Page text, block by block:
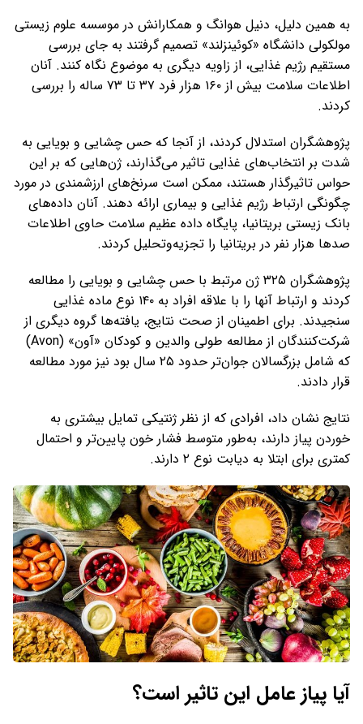
به همین دلیل، دنیل هوانگ و همکارانش در موسسه علوم زیستی
مولکولی دانشگاه «کوئینزلند» تصمیم گرفتند به جای بررسی
مستقیم رژیم غذایی، از زاویه دیگری به موضوع نگاه کنند. آنان
اطلاعات سلامت بیش از ۱۶۰ هزار فرد ۳۷ تا ۷۳ ساله را بررسی
کردند.
پژوهشگران استدلال کردند، از آنجا که حس چشایی و بویایی به
شدت بر انتخاب‌های غذایی تاثیر می‌گذارند، ژن‌هایی که بر این
حواس تاثیرگذار هستند، ممکن است سرنخ‌های ارزشمندی در مورد
چگونگی ارتباط رژیم غذایی و بیماری ارائه دهند. آنان داده‌های
بانک زیستی بریتانیا، پایگاه داده عظیم سلامت حاوی اطلاعات
صدها هزار نفر در بریتانیا را تجزیه‌وتحلیل کردند.
پژوهشگران ۳۲۵ ژن مرتبط با حس چشایی و بویایی را مطالعه
کردند و ارتباط آنها را با علاقه افراد به ۱۴۰ نوع ماده غذایی
سنجیدند. برای اطمینان از صحت نتایج، یافته‌ها گروه دیگری از
شرکت‌کنندگان از مطالعه طولی والدین و کودکان «آون» (Avon)
که شامل بزرگسالان جوان‌تر حدود ۲۵ سال بود نیز مورد مطالعه
قرار دادند.
نتایج نشان داد، افرادی که از نظر ژنتیکی تمایل بیشتری به
خوردن پیاز دارند، به‌طور متوسط فشار خون پایین‌تر و احتمال
کمتری برای ابتلا به دیابت نوع ۲ دارند.
آیا پیاز عامل این تاثیر است؟